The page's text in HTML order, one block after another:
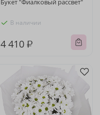
Букет "Фиалковый рассвет"
В наличии
4 410 ₽